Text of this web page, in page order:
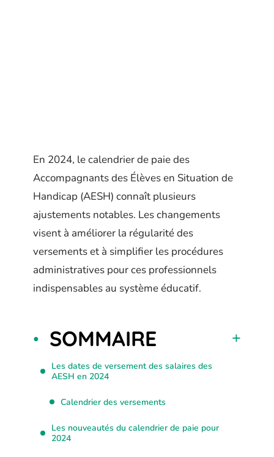
En 2024, le calendrier de paie des
Accompagnants des Élèves en Situation de
Handicap (AESH) connaît plusieurs
ajustements notables. Les changements
visent à améliorer la régularité des
versements et à simplifier les procédures
administratives pour ces professionnels
indispensables au système éducatif.
SOMMAIRE
Les dates de versement des salaires des
AESH en 2024
Calendrier des versements
Les nouveautés du calendrier de paie pour
2024